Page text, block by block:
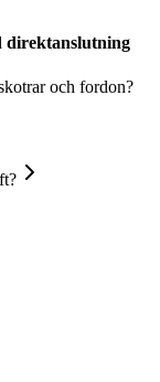
direktanslutning
och fordon?